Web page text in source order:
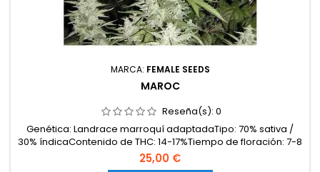
MARCA: FEMALE SEEDS
MAROC
Reseña(s): 0
Genética: Landrace marroquí adaptadaTipo: 70% sativa /
30% índicaContenido de THC: 14-17%Tiempo de floración: 7-8
semanas en interior; cosecha exterior a finales de
septiembre / principios de octubreProducción en
25,00 €